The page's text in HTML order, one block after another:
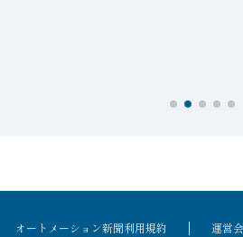
オートメーション新聞利用規約 運営